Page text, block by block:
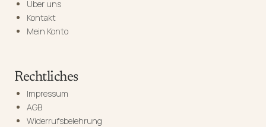
Über uns
Kontakt
Mein Konto
Rechtliches
Impressum
AGB
Widerrufsbelehrung